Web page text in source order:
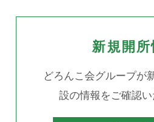
新規開所
どろんこ会グループが
設の情報をご確認い